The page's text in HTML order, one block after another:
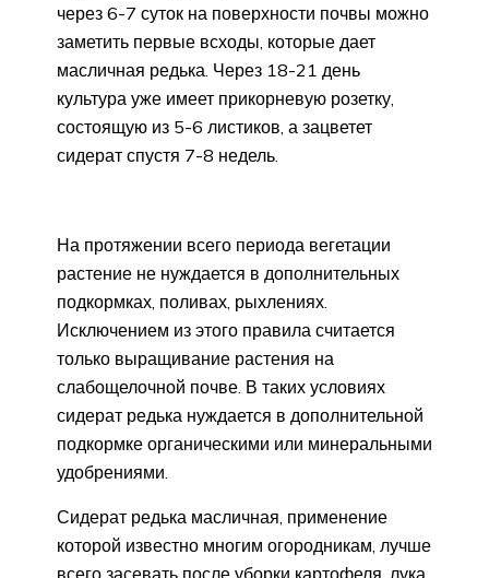
через 6-7 суток на поверхности почвы можно
заметить первые всходы, которые дает
масличная редька. Через 18-21 день
культура уже имеет прикорневую розетку,
состоящую из 5-6 листиков, а зацветет
сидерат спустя 7-8 недель.
На протяжении всего периода вегетации
растение не нуждается в дополнительных
подкормках, поливах, рыхлениях.
Исключением из этого правила считается
только выращивание растения на
слабощелочной почве. В таких условиях
сидерат редька нуждается в дополнительной
подкормке органическими или минеральными
удобрениями.
Сидерат редька масличная, применение
которой известно многим огородникам, лучше
всего засевать после уборки картофеля, лука,